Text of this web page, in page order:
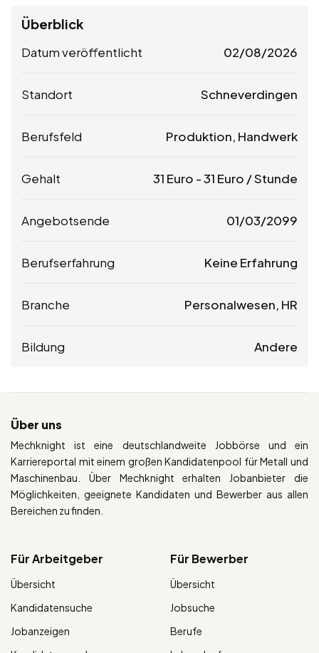
Überblick
Datum veröffentlicht 02/08/2026
Standort Schneverdingen
Berufsfeld Produktion, Handwerk
Gehalt 31 Euro -31 Euro / Stunde
Angebotsende 01/03/2099
Berufserfahrung Keine Erfahrung
Branche Personalwesen, HR
Bildung Andere
Über uns
Mechknight ist eine deutschlandweite Jobbörse und ein
Karriereportal mit einem großen Kandidatenpool für Metall und
Maschinenbau. Über Mechknight erhalten Jobanbieter die
Möglichkeiten, geeignete Kandidaten und Bewerber aus allen
Bereichen zu finden.
Für Arbeitgeber
Übersicht
Kandidatensuche
Jobanzeigen
Für Bewerber
Übersicht
Jobsuche
Berufe